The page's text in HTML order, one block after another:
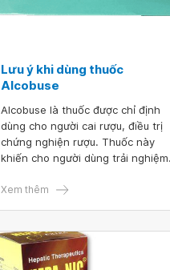
Lưu ý khi dùng thuốc
Alcobuse
Alcobuse là thuốc được chỉ định
dùng cho người cai rượu, điều trị
chứng nghiện rượu. Thuốc này
khiến cho người dùng trải nghiệm
chịu khi uống rượu, nhưng không
triển ác cảm đối với rượu.
Xem thêm